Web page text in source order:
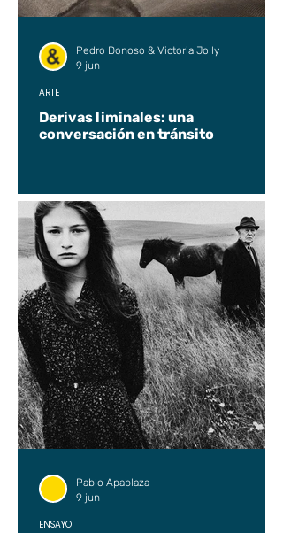
Derivas liminales: una
conversación en tránsito
ARTE
Pedro Donoso & Victoria Jolly
9 jun
ENSAYO
Pablo Apablaza
9 jun